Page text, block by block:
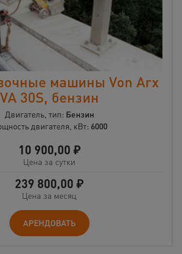
машины Von Arx
VA 30S, бензин
Двигатель, тип: Бензин
двигателя, кВт: 6000
10 900,00 ₽
Цена за сутки
239 800,00 ₽
Цена за месяц
АРЕНДОВАТЬ